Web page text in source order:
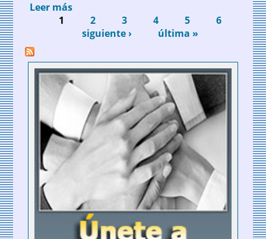
Leer más sobre El turismo urbano, nuevos retos
para las ciudades. Informe The Ostelea
1 2 3 4 5
6
siguiente ›
última »